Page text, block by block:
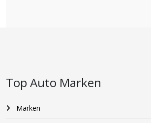
Top Auto Marken
Marken